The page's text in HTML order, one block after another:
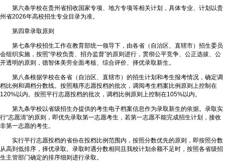
第六条学校在贵州省招收国家专项、地方专项等相关计划，具体专业、计划以贵
州省2026年高校招生专业目录为准。
第四章录取原则
第七条学校招生工作在教育部统一领导下，由各省（自治区、直辖市）招生委员
会组织实施，按照“学校负责、招办监督”的原则进行，贯彻公平竞争、公正选拔、公
开透明的原则，德智体美劳全面考核、综合评价、择优录取新生。
第八条根据学校在各省（自治区、直辖市）的招生计划和考生报考情况，确定调
档比例和调档分数线。按照顺序志愿投档的批次，调阅考生档案比例原则上控制在
120%以内。按照平行志愿投档的批次，调档比例原则上控制在105%以内。
第九条学校以省级招生办提供的考生电子档案信息作为录取新生的依据。录取实
行“志愿清”的原则，即优先录取第一志愿考生，若第一志愿不能完成招生计划，接收
非第一志愿的考生。
实行平行志愿投档的省份在投档比例范围内，按照分数优先的原则，即按照分数
从高到低排序，择优录取。录取时遇分数相同且我校计划余额不足时，按照各省级招
生主管部门确定的排序细则进行录取。